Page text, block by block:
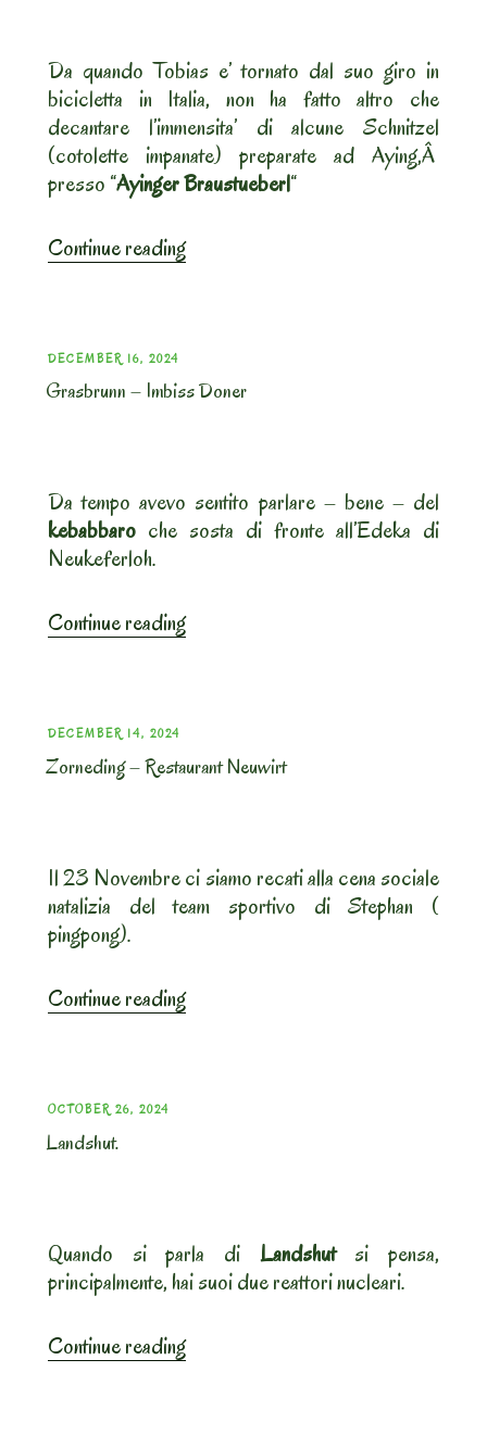
Da quando Tobias e’ tornato dal suo giro in
bicicletta in Italia, non ha fatto altro che
decantare l’immensita’ di alcune Schnitzel
(cotolette impanate) preparate ad Aying,Â
presso “Ayinger Braustueberl“
Continue reading“Aying.
POSTED
ON
DECEMBER 16, 2024
Grasbrunn – Imbiss Doner
Da tempo avevo sentito parlare – bene – del
kebabbaro che sosta di fronte all’Edeka di
Neukeferloh.
Continue reading“Grasbrunn
POSTED
ON
DECEMBER 14, 2024
Zorneding – Restaurant Neuwirt
Il 23 Novembre ci siamo recati alla cena sociale
natalizia del team sportivo di Stephan (
pingpong).
Continue reading“Zorneding
POSTED
ON
OCTOBER 26, 2024
Landshut.
Quando si parla di Landshutsi pensa,
principalmente, hai suoi due reattori nucleari.
Continue reading“Landshut.”